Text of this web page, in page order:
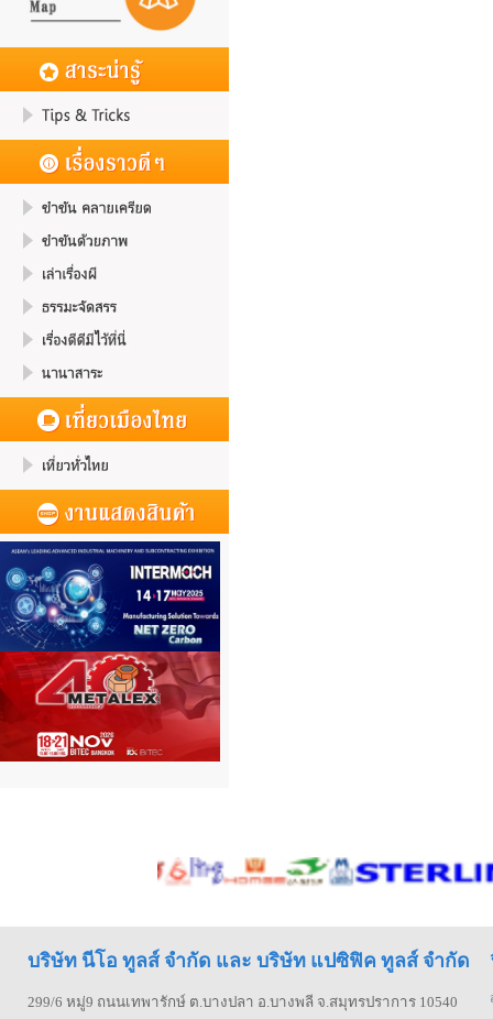
บริษัท นีโอ ทูลส์ จำกัด และ บริษัท แปซิฟิค ทูลส์ จำกัด
299/6 หมู่9 ถนนเทพารักษ์ ต.บางปลา อ.บางพลี จ.สมุทรปราการ 10540